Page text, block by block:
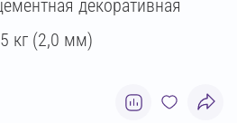
декоративная
кг (2,0 мм)